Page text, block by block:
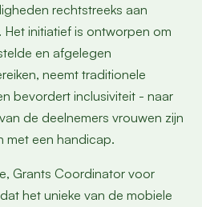
rechtstreeks aan
initiatief is ontworpen om
en afgelegen
neemt traditionele
bevordert inclusiviteit - naar
de deelnemers vrouwen zijn
met een handicap.
Grants Coordinator voor
het unieke van de mobiele